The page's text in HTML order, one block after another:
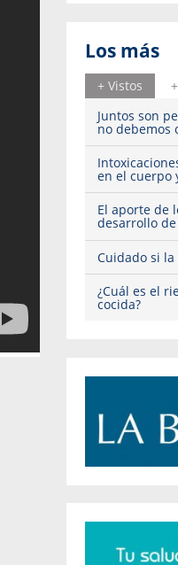
Los más
+ Vistos
Juntos son
no debemos
en el cuerpo
El aporte de
desarrollo
Cuidado si
¿Cuál es el
cocida?